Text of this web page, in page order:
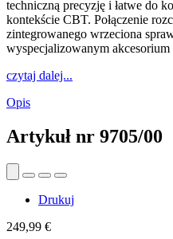
techniczną precyzję i łatwe do
kontekście CBT. Połączenie
zintegrowanego wrzeciona
wyspecjalizowanym
czytaj dalej...
Opis
Artykuł nr 9705/00
Drukuj
249,99 €